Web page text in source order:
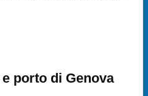
porto di Genova